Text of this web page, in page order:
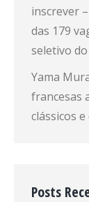
inscrever
das 179
seletivo
Yama
francesas
clássicos
Posts